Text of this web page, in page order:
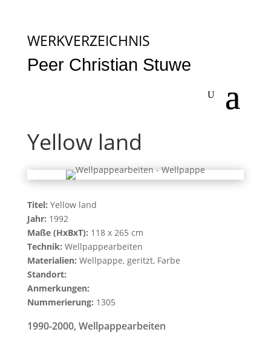
WERKVERZEICHNIS
Peer Christian Stuwe
Yellow land
Titel: Yellow land
Jahr: 1992
Maße (HxBxT): 118 x 265 cm
Technik: Wellpappearbeiten
Materialien: Wellpappe, geritzt, Farbe
Standort:
Anmerkungen:
Nummerierung: 1305
1990-2000, Wellpappearbeiten